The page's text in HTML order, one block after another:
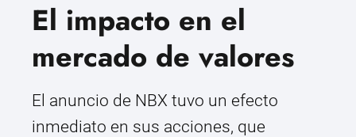
El impacto en el
mercado de valores
El anuncio de NBX tuvo un efecto
inmediato en sus acciones, que